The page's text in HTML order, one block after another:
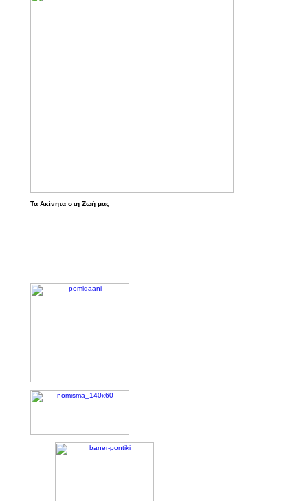
Τα Ακίνητα στη Ζωή μας